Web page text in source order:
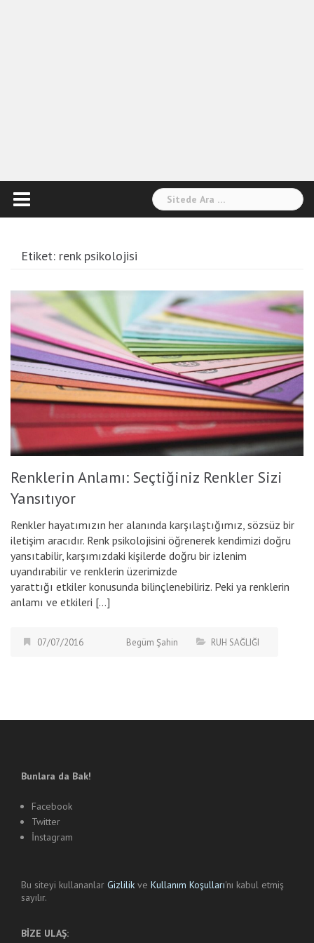
Arama:
Etiket: renk psikolojisi
Renklerin Anlamı: Seçtiğiniz Renkler Sizi
Yansıtıyor
Renkler hayatımızın her alanında karşılaştığımız, sözsüz bir
iletişim aracıdır. Renk psikolojisini öğrenerek kendimizi doğru
yansıtabilir, karşımızdaki kişilerde doğru bir izlenim
uyandırabilir ve renklerin üzerimizde
yarattığı etkiler konusunda bilinçlenebiliriz. Peki ya renklerin
anlamı ve etkileri […]
07/07/2016 Begüm Şahin RUH SAĞLIĞI
Bunlara da Bak!
Facebook
Twitter
İnstagram
Bu siteyi kullananlar Gizlilik ve Kullanım Koşulları'nı kabul etmiş
sayılır.
BİZE ULAŞ: